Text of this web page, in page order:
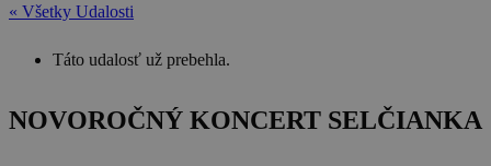
« Všetky Udalosti
Táto udalosť už prebehla.
NOVOROČNÝ KONCERT SELČIANKA